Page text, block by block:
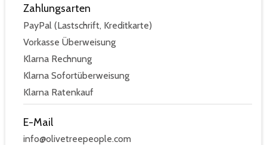
Zahlungsarten
PayPal (Lastschrift, Kreditkarte)
Vorkasse Überweisung
Klarna Rechnung
Klarna Sofortüberweisung
Klarna Ratenkauf
E-Mail
info@olivetreepeople.com